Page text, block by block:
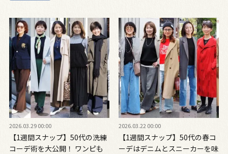
2026.03.29 00:00
【1週間スナップ】50代の洗練
コーデ術を大公開！ ワンピも
2026.03.22 00:00
【1週間スナップ】50代の春コ
ーデはデニムとスニーカーを味